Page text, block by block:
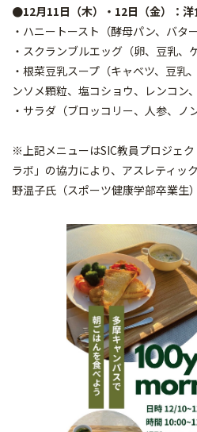
●12月11日（木）・12日（金）：洋
・ハニートースト（酵母パン、バタ
・スクランブルエッグ（卵、豆乳、
・根菜豆乳スープ（キャベツ、豆乳
ンソメ顆粒、塩コショウ、レンコン、
・サラダ（ブロッコリー、人参、ノ
※上記メニューはSIC教員プロジェ
ラボ」の協力により、アスレティッ
野温子氏（スポーツ健康学部卒業生